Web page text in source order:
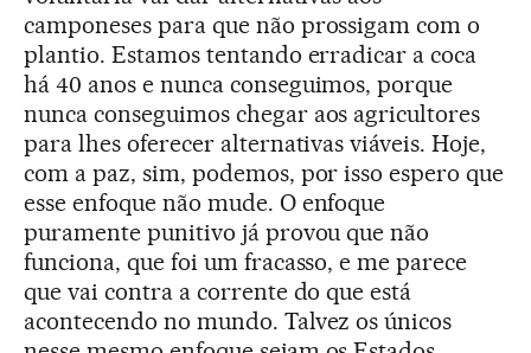
camponeses para que não prossigam com o
plantio. Estamos tentando erradicar a coca
há 40 anos e nunca conseguimos, porque
nunca conseguimos chegar aos agricultores
para lhes oferecer alternativas viáveis. Hoje,
com a paz, sim, podemos, por isso espero que
esse enfoque não mude. O enfoque
puramente punitivo já provou que não
funciona, que foi um fracasso, e me parece
que vai contra a corrente do que está
acontecendo no mundo. Talvez os únicos